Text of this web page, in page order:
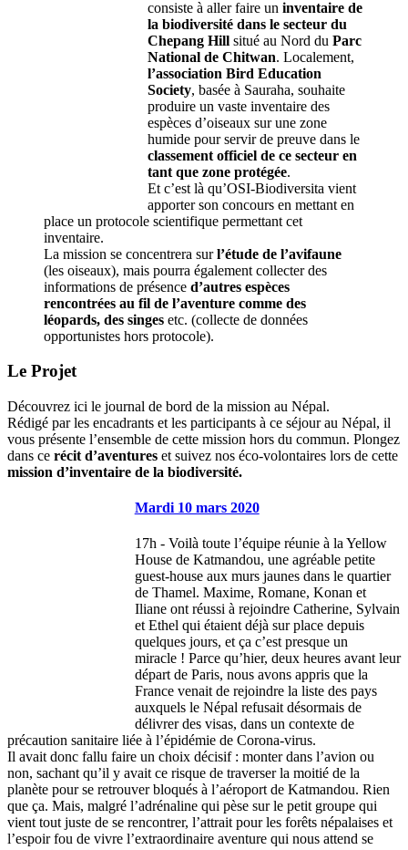
consiste à aller faire un inventaire de
la biodiversité dans le secteur du
Chepang Hillsitué au Nord du Parc
National de Chitwan. Localement,
l’association Bird Education
Society, basée à Sauraha, souhaite
produire un vaste inventaire des
espèces d’oiseaux sur une zone
humide pour servir de preuve dans le
classement officiel de ce secteur en
tant que zone protégée.
Et c’est là qu’OSI-Biodiversita vient
apporter son concours en mettant en
place un protocole scientifique permettant cet
inventaire.
La mission se concentrera surl’étude de l’avifaune
(les oiseaux), mais pourra également collecter des
informations de présence d’autres espèces
rencontrées au fil de l’aventure comme des
léopards, des singes etc. (collecte de données
opportunistes hors protocole).
Le Projet
Découvrez ici le journal de bord de la mission au Népal.
Rédigé par les encadrants et les participants à ce séjour au Népal, il
vous présente l’ensemble de cette mission hors du commun. Plongez
dans ce récit d’aventures et suivez nos éco-volontaires lors de cette
mission d’inventaire de la biodiversité.
Mardi 10 mars 2020
17h - Voilà toute l’équipe réunie à la Yellow
House de Katmandou, une agréable petite
guest-house aux murs jaunes dans le quartier
de Thamel. Maxime, Romane, Konan et
Iliane ont réussi à rejoindre Catherine, Sylvain
et Ethel qui étaient déjà sur place depuis
quelques jours, et ça c’est presque un
miracle ! Parce qu’hier, deux heures avant leur
départ de Paris, nous avons appris que la
France venait de rejoindre la liste des pays
auxquels le Népal refusait désormais de
délivrer des visas, dans un contexte de
précaution sanitaire liée à l’épidémie de Corona-virus.
Il avait donc fallu faire un choix décisif : monter dans l’avion ou
non, sachant qu’il y avait ce risque de traverser la moitié de la
planète pour se retrouver bloqués à l’aéroport de Katmandou. Rien
que ça. Mais, malgré l’adrénaline qui pèse sur le petit groupe qui
vient tout juste de se rencontrer, l’attrait pour les forêts népalaises et
l’espoir fou de vivre l’extraordinaire aventure qui nous attend se